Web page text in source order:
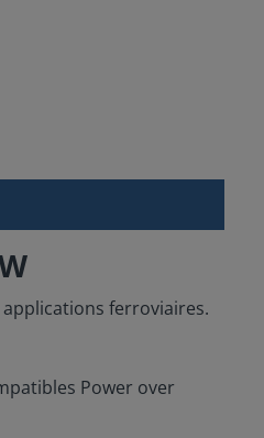
ferroviaires.
Power over